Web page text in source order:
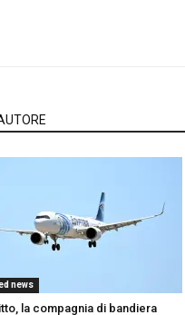
news
la compagnia di bandiera